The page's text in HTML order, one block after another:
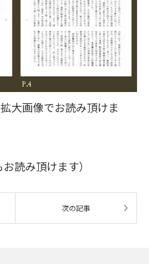
大画像でお読み頂けま
読み頂けます）